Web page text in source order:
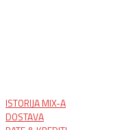
ISTORIJA MIX-A
DOSTAVA